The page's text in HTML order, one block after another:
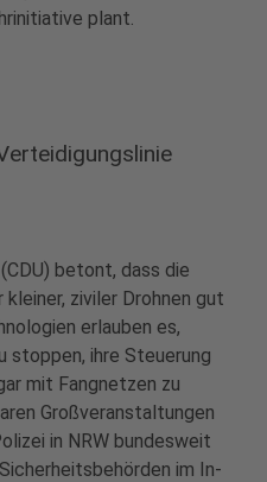
plant.
betont, dass die
ziviler Drohnen gut
erlauben es,
stoppen, ihre Steuerung
mit Fangnetzen zu
Großveranstaltungen
in NRW bundesweit
im In-